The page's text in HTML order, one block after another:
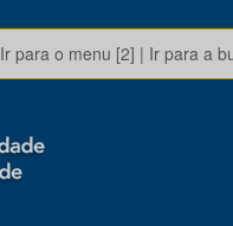
Ir para o menu [2] | Ir para a